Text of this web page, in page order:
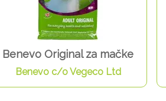
Benevo Original za mačke
Benevo c/o Vegeco Ltd